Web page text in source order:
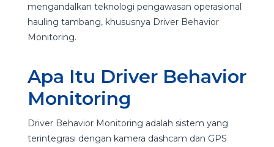
mengandalkan teknologi pengawasan operasional
hauling tambang, khususnya Driver Behavior
Monitoring.
Apa Itu Driver Behavior
Monitoring
Driver Behavior Monitoring adalah sistem yang
terintegrasi dengan kamera dashcam dan GPS